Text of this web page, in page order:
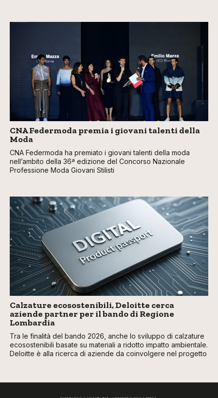
CNA Federmoda premia i giovani talenti della
Moda
CNA Federmoda ha premiato i giovani talenti della moda
nell’ambito della 36ª edizione del Concorso Nazionale
Professione Moda Giovani Stilisti
Calzature ecosostenibili, Deloitte cerca
aziende partner per il bando di Regione
Lombardia
Tra le finalità del bando 2026, anche lo sviluppo di calzature
ecosostenibili basate su materiali a ridotto impatto ambientale.
Deloitte è alla ricerca di aziende da coinvolgere nel progetto